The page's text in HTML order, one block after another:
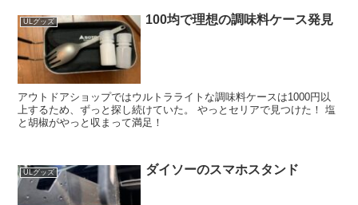
ULグッズ 100均で理想の調味料ケース発見
アウトドアショップではウルトラライトな調味料ケースは1000円以
上するため、ずっと探し続けていた。 やっとセリアで見つけた！ 塩
と胡椒がやっと収まって満足！
ULグッズ ダイソーのスマホスタンド